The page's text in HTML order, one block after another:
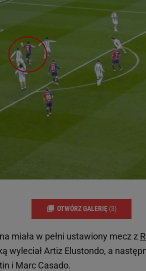
OTWÓRZ GALERIĘ (3)
miała w pełni ustawiony mecz z
wyleciał Artiz Elustondo, a
i Marc Casado.